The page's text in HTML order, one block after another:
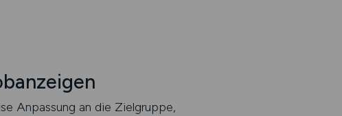
Anpassung an die Zielgruppe,